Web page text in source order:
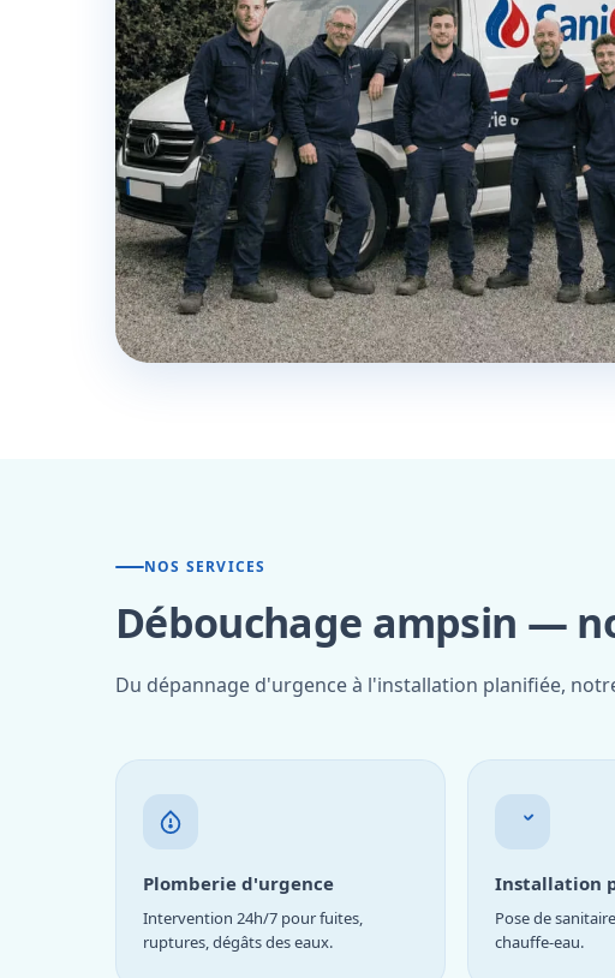
NOS SERVICES
Débouchage ampsin —
Du dépannage d'urgence à l'installation planifiée,
Plomberie d'urgence
Intervention 24h/7 pour fuites,
ruptures, dégâts des eaux.
Installation
Pose de
chauffe-eau.